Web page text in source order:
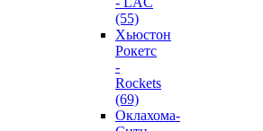
(55)
Хьюстон
Рокетс
-
Rockets
(69)
Оклахома-